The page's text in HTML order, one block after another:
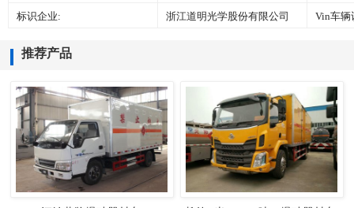
标识企业: 浙江道明光学股份有限公司 Vin车辆
推荐产品